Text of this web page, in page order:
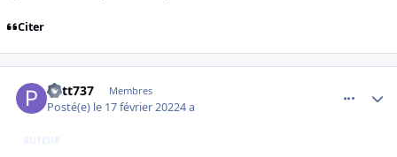
Citer
Patt737 Membres
Posté(e) le 17 février 20224 a
AUTEUR